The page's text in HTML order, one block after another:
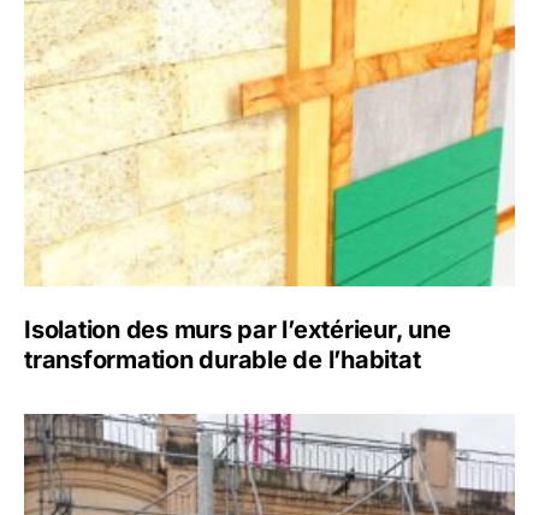
Isolation des murs par l’extérieur, une
transformation durable de l’habitat